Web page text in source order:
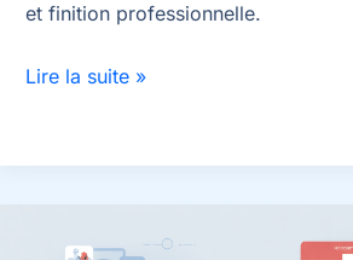
et finition professionnelle.
Tableau
Lire la suite »